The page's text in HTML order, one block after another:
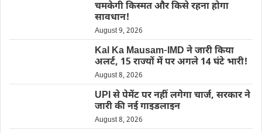
चमकेगी किस्मत और किसे रहना होगा
सावधान!
August 9, 2026
Kal Ka Mausam-IMD ने जारी किया
अलर्ट, 15 राज्यों में पर अगले 14 घंटे भारी!
August 8, 2026
UPI से पेमेंट पर नहीं लगेगा चार्ज, सरकार ने
जारी की नई गाइडलाइन
August 8, 2026